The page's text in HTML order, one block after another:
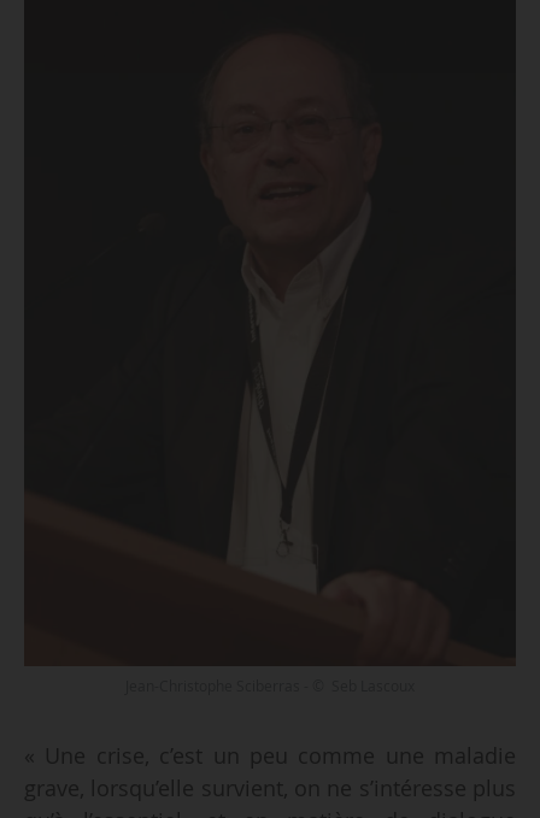
« Une crise, c’est un peu comme une maladie
grave, lorsqu’elle survient, on ne s’intéresse plus